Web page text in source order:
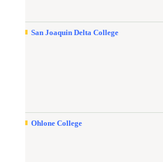
San Joaquin Delta College
Ohlone College